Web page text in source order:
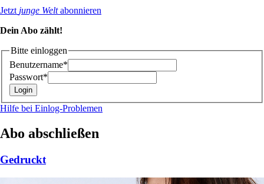
Jetzt junge Weltabonnieren
Dein Abo zählt!
Bitte einloggen
Benutzername*
Passwort*
Hilfe bei Einlog-Problemen
Abo abschließen
Gedruckt